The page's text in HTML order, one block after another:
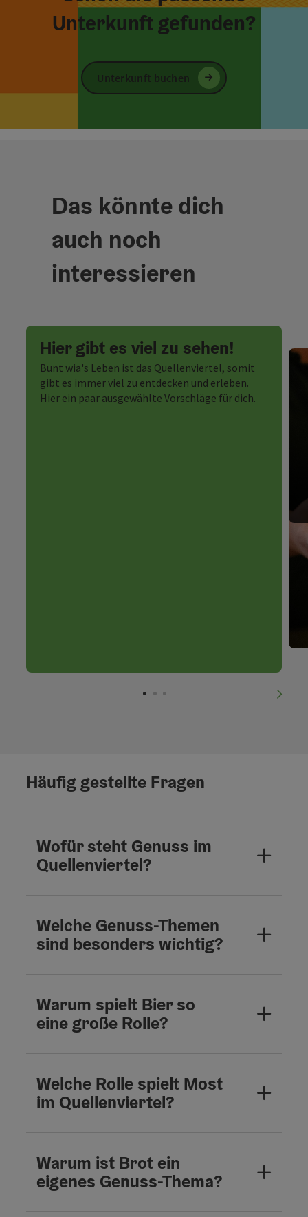
Unterkunft gefunden?
Unterkunft buchen
Das könnte dich
auch noch
interessieren
Hier gibt es viel zu sehen!
Bunt wia's Leben ist das Quellenviertel, somit
gibt es immer viel zu entdecken und erleben.
Hier ein paar ausgewählte Vorschläge für dich.
Häufig gestellte Fragen
Wofür steht Genuss im
Quellenviertel?
Welche Genuss-Themen
sind besonders wichtig?
Warum spielt Bier so
eine große Rolle?
Welche Rolle spielt Most
im Quellenviertel?
Warum ist Brot ein
eigenes Genuss-Thema?